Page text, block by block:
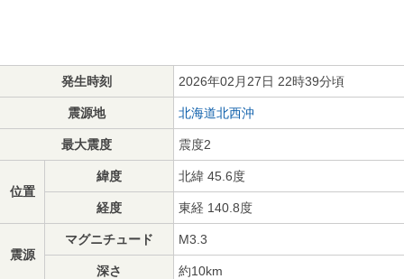
発生時刻 2026年02月27日 22時39分頃
震源地 北海道北西沖
最大震度 震度2
位置
緯度 北緯 45.6度
経度 東経 140.8度
震源
マグニチュード M3.3
深さ 約10km